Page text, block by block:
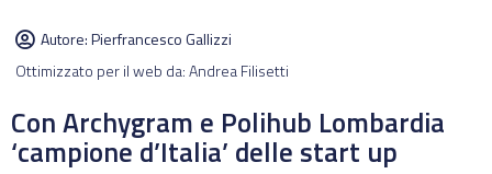
Autore:Pierfrancesco Gallizzi
Ottimizzato per il web da: Andrea Filisetti
Con Archygram e Polihub Lombardia
‘campione d’Italia’ delle start up